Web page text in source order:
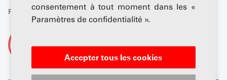
consentement à tout moment dans les «
Paramètres de confidentialité ».
Accepter tous les cookies
Publié: 02 juin 2026